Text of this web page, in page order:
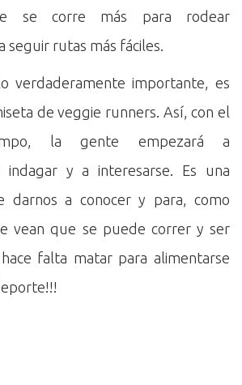
se corre más para rodear
seguir rutas más fáciles.
verdaderamente importante, es
de veggie runners. Así, con el
la gente empezará a
indagar y a interesarse. Es una
darnos a conocer y para, como
vean que se puede correr y ser
falta matar para alimentarse